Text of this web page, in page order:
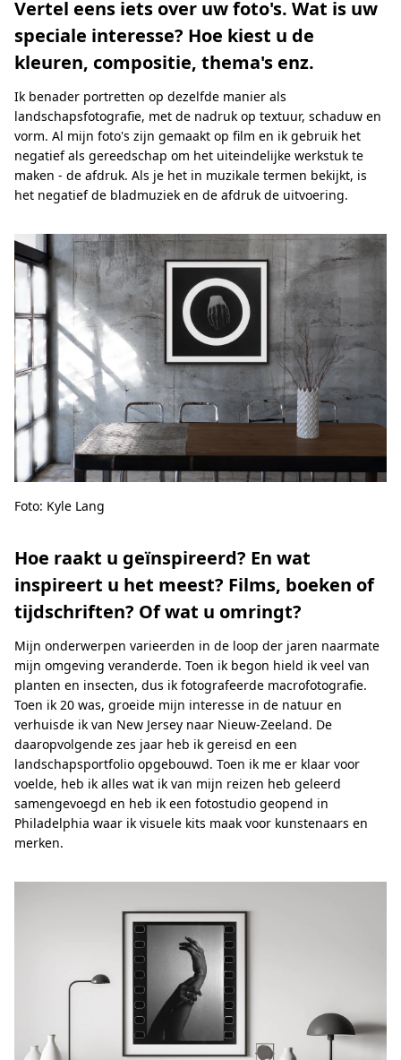
Vertel eens iets over uw foto's. Wat is uw
speciale interesse? Hoe kiest u de
kleuren, compositie, thema's enz.
Ik benader portretten op dezelfde manier als
landschapsfotografie, met de nadruk op textuur, schaduw en
vorm. Al mijn foto's zijn gemaakt op film en ik gebruik het
negatief als gereedschap om het uiteindelijke werkstuk te
maken - de afdruk. Als je het in muzikale termen bekijkt, is
het negatief de bladmuziek en de afdruk de uitvoering.
Foto: Kyle Lang
Hoe raakt u geïnspireerd? En wat
inspireert u het meest? Films, boeken of
tijdschriften? Of wat u omringt?
Mijn onderwerpen varieerden in de loop der jaren naarmate
mijn omgeving veranderde. Toen ik begon hield ik veel van
planten en insecten, dus ik fotografeerde macrofotografie.
Toen ik 20 was, groeide mijn interesse in de natuur en
verhuisde ik van New Jersey naar Nieuw-Zeeland. De
daaropvolgende zes jaar heb ik gereisd en een
landschapsportfolio opgebouwd. Toen ik me er klaar voor
voelde, heb ik alles wat ik van mijn reizen heb geleerd
samengevoegd en heb ik een fotostudio geopend in
Philadelphia waar ik visuele kits maak voor kunstenaars en
merken.